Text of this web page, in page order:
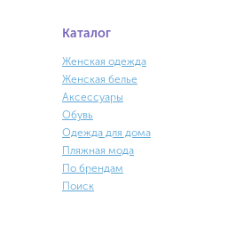
Каталог
Женская одежда
Женская белье
Аксессуары
Обувь
Одежда для дома
Пляжная мода
По брендам
Поиск